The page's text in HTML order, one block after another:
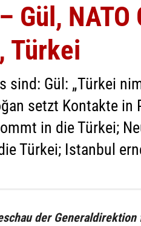
Gül,
Türkei
sind: Gül: „Türkei
setzt Kontakte
in die Türkei;
Türkei; Istanbul
der